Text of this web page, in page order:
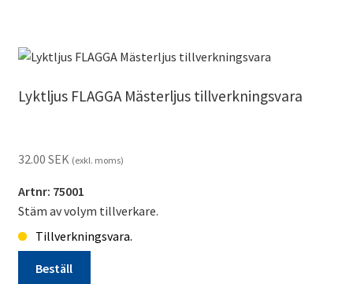
Höstlöv
mängd
Lyktljus FLAGGA Mästerljus tillverkningsvara
32.00 SEK (exkl. moms)
Artnr: 75001
Stäm av volym tillverkare.
Tillverkningsvara.
Beställ